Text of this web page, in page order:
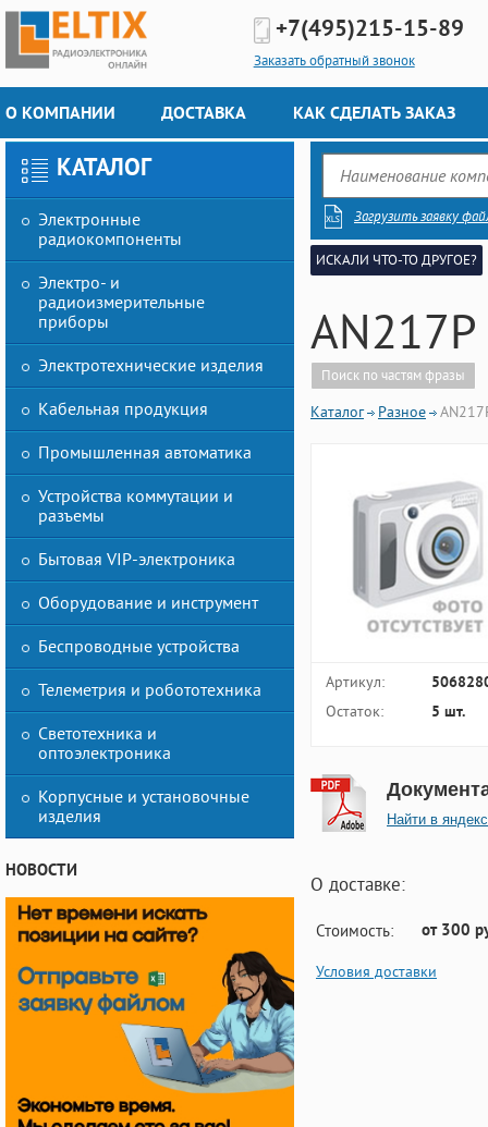
+7(495)215-15-89
Заказать обратный звонок
О КОМПАНИИ ДОСТАВКА КАК СДЕЛАТЬ ЗАКАЗ
КАТАЛОГ
Электронные
радиокомпоненты
Электро- и
радиоизмерительные
приборы
Электротехнические изделия
Кабельная продукция
Промышленная автоматика
Устройства коммутации и
разъемы
Бытовая VIP-электроника
Оборудование и инструмент
Беспроводные устройства
Телеметрия и робототехника
Светотехника и
оптоэлектроника
Корпусные и установочные
изделия
НОВОСТИ
Загрузить заявку
ИСКАЛИ ЧТО-ТО ДРУГОЕ?
Поиск по частям фразы
Каталог Разное
Артикул:
Остаток: 5 шт.
Найти в яндекс
О доставке:
Стоимость: от 300
Условия доставки